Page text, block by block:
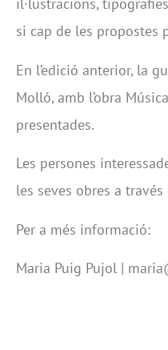
il·lustracions,
si cap de les propostes
En l’edició anterior, la
Molló, amb l’obra
presentades.
Les persones
les seves obres a través
Per a més informació:
Maria Puig Pujol |